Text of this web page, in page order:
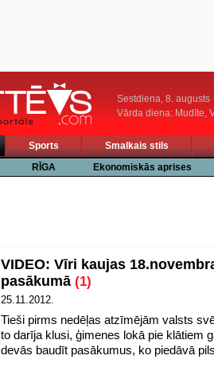
Sestdiena, 8. augusts
Vārda diena: Mudīte,
Sports
Smalkais stils
RĪGA Ekonomiskās aprises
VIDEO: Vīri kaujas
pasākumā (1)
25.11.2012.
Tieši pirms nedēļas atzīmējām valsts
to darīja klusi, ģimenes lokā pie klātiem
devās baudīt pasākumus, ko piedāvā